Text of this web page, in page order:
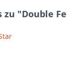
"Double